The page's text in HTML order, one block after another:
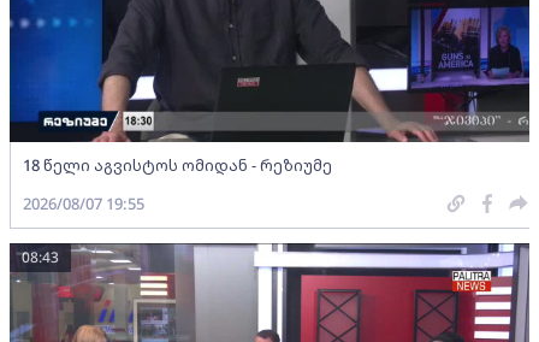
18 წელი აგვისტოს ომიდან - რეზიუმე
2026/08/07 19:55
08:43